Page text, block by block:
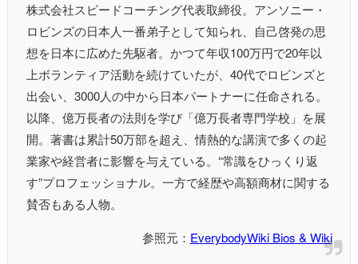
株式会社スピードコーチング代表取締役。アンソニー・
ロビンズの日本人一番弟子として知られ、自己啓発の思
想を日本に広めた先駆者。かつて年収100万円で20年以
上ボランティア活動を続けていたが、40代でロビンズと
出会い、3000人の中から日本パートナーに任命される。
以降、億万長者の法則を学び「億万長者専門学校」を展
開。著書は累計50万部を超え、情熱的な講演で多くの起
業家や経営者に影響を与えている。“常識をひっくり返
す”プロフェッショナル。一方で経歴や高額商材に関する
賛否もある人物。
参照元： EverybodyWiki Bios & Wiki